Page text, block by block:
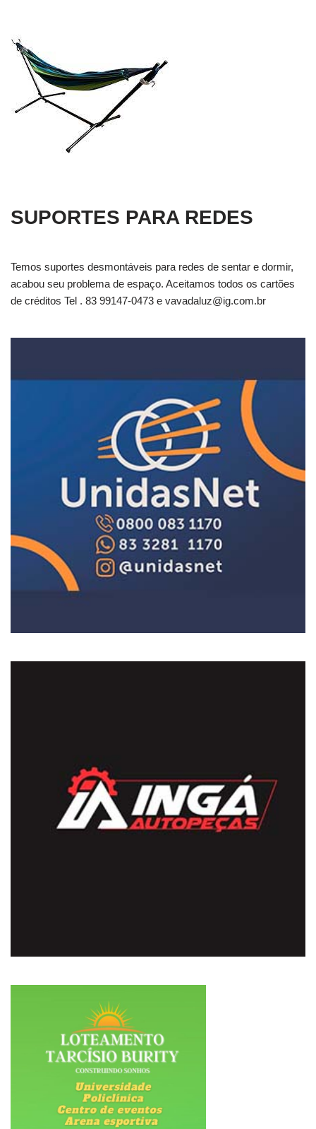
SUPORTES PARA REDES
Temos suportes desmontáveis para redes de sentar e dormir,
acabou seu problema de espaço. Aceitamos todos os cartões
de créditos Tel . 83 99147-0473 e vavadaluz@ig.com.br